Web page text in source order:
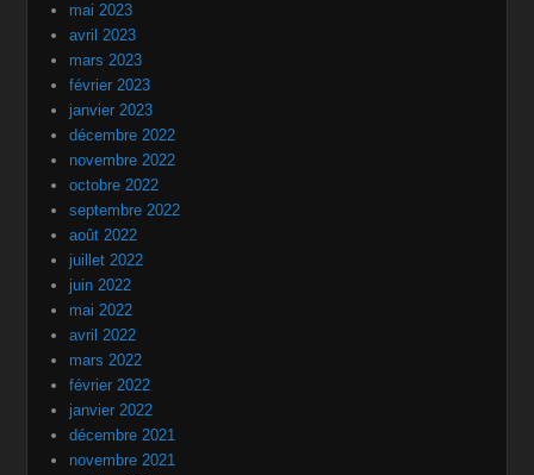
mai 2023
avril 2023
mars 2023
février 2023
janvier 2023
décembre 2022
novembre 2022
octobre 2022
septembre 2022
août 2022
juillet 2022
juin 2022
mai 2022
avril 2022
mars 2022
février 2022
janvier 2022
décembre 2021
novembre 2021